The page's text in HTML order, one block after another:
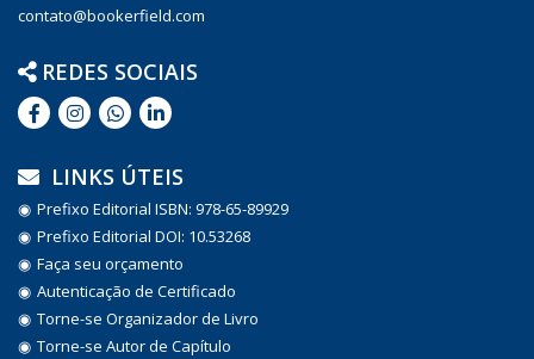
contato@bookerfield.com
REDES SOCIAIS
LINKS ÚTEIS
Prefixo Editorial ISBN: 978-65-89929
Prefixo Editorial DOI: 10.53268
Faça seu orçamento
Autenticação de Certificado
Torne-se Organizador de Livro
Torne-se Autor de Capítulo